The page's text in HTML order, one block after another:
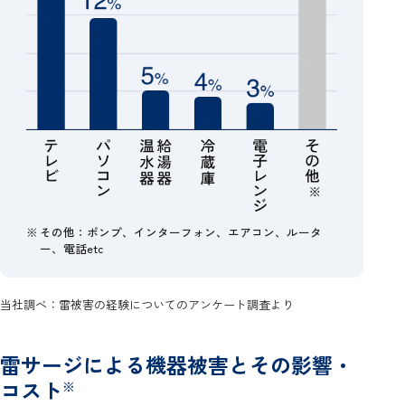
※ その他：ポンプ、インターフォン、エアコン、ルータ
ー、電話etc
当社調べ：雷被害の経験についてのアンケート調査より
雷サージによる機器被害とその影響・
コスト ※